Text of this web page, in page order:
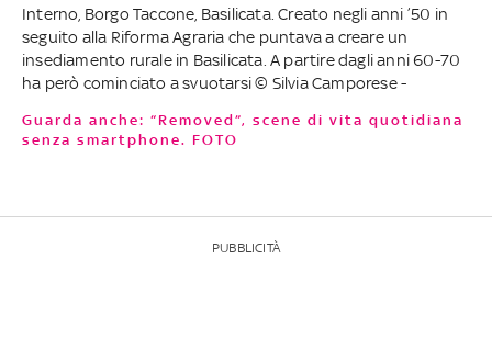
Interno, Borgo Taccone, Basilicata. Creato negli anni ’50 in
seguito alla Riforma Agraria che puntava a creare un
insediamento rurale in Basilicata. A partire dagli anni 60-70
ha però cominciato a svuotarsi © Silvia Camporese -
Guarda anche: “Removed”, scene di vita quotidiana
senza smartphone. FOTO
PUBBLICITÀ